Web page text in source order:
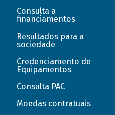
Consulta a
financiamentos
Resultados para a
sociedade
Credenciamento de
Equipamentos
Consulta PAC
Moedas contratuais